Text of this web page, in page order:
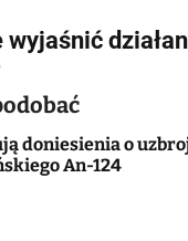
doniesienia o
An-124